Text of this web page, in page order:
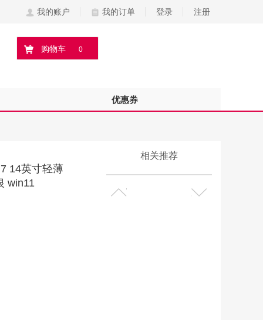
我的账户 我的订单 登录 注册
购物车 0
优惠券
14英寸轻薄
win11
相关推荐